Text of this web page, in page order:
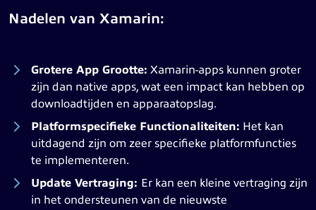
Nadelen van Xamarin:
Grotere App Grootte: Xamarin-apps kunnen groter
zijn dan native apps, wat een impact kan hebben op
downloadtijden en apparaatopslag.
Platformspecifieke Functionaliteiten: Het kan
uitdagend zijn om zeer specifieke platformfuncties
te implementeren.
Update Vertraging: Er kan een kleine vertraging zijn
in het ondersteunen van de nieuwste